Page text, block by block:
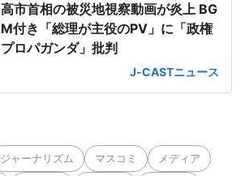
高市首相の被災地視察動画が炎上 BG
M付き「総理が主役のPV」に「政権
プロパガンダ」批判
J-CASTニュース
ジャーナリズム マスコミ メディア